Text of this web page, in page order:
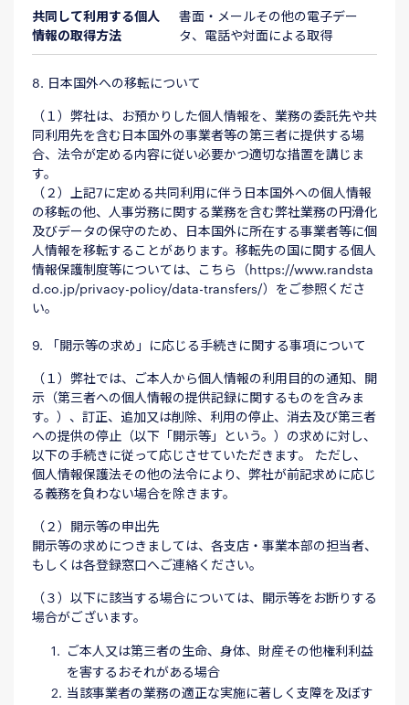
共同して利用する個人
情報の取得方法
書面・メールその他の電子デー
タ、電話や対面による取得
8. 日本国外への移転について
（１）弊社は、お預かりした個人情報を、業務の委託先や共
同利用先を含む日本国外の事業者等の第三者に提供する場
合、法令が定める内容に従い必要かつ適切な措置を講じま
す。
（２）上記7に定める共同利用に伴う日本国外への個人情報
の移転の他、人事労務に関する業務を含む弊社業務の円滑化
及びデータの保守のため、日本国外に所在する事業者等に個
人情報を移転することがあります。移転先の国に関する個人
情報保護制度等については、こちら（https://www.randsta
d.co.jp/privacy-policy/data-transfers/）をご参照くださ
い。
9. 「開示等の求め」に応じる手続きに関する事項について
（１）弊社では、ご本人から個人情報の利用目的の通知、開
示（第三者への個人情報の提供記録に関するものを含みま
す。）、訂正、追加又は削除、利用の停止、消去及び第三者
への提供の停止（以下「開示等」という。）の求めに対し、
以下の手続きに従って応じさせていただきます。 ただし、
個人情報保護法その他の法令により、弊社が前記求めに応じ
る義務を負わない場合を除きます。
（２）開示等の申出先
開示等の求めにつきましては、各支店・事業本部の担当者、
もしくは各登録窓口へご連絡ください。
（３）以下に該当する場合については、開示等をお断りする
場合がございます。
ご本人又は第三者の生命、身体、財産その他権利利益
を害するおそれがある場合
当該事業者の業務の適正な実施に著しく支障を及ぼす